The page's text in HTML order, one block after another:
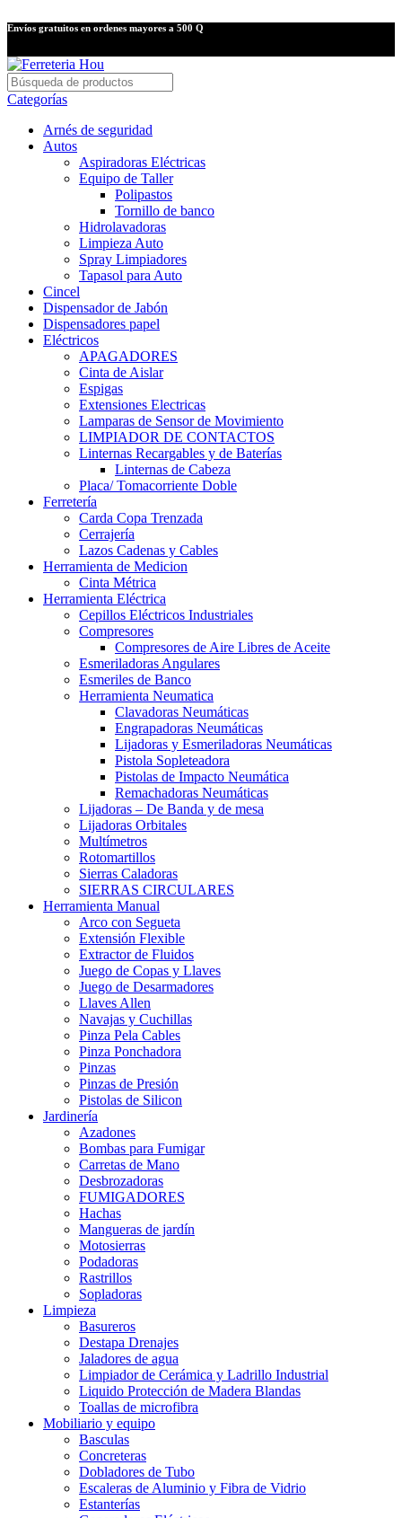
Envíos gratuitos en ordenes mayores a 500 Q
Categorías
Arnés de seguridad
Autos
Aspiradoras Eléctricas
Equipo de Taller
Polipastos
Tornillo de banco
Hidrolavadoras
Limpieza Auto
Spray Limpiadores
Tapasol para Auto
Cincel
Dispensador de Jabón
Dispensadores papel
Eléctricos
APAGADORES
Cinta de Aislar
Espigas
Extensiones Electricas
Lamparas de Sensor de Movimiento
LIMPIADOR DE CONTACTOS
Linternas Recargables y de Baterías
Linternas de Cabeza
Placa/ Tomacorriente Doble
Ferretería
Carda Copa Trenzada
Cerrajería
Lazos Cadenas y Cables
Herramienta de Medicion
Cinta Métrica
Herramienta Eléctrica
Cepillos Eléctricos Industriales
Compresores
Compresores de Aire Libres de Aceite
Esmeriladoras Angulares
Esmeriles de Banco
Herramienta Neumatica
Clavadoras Neumáticas
Engrapadoras Neumáticas
Lijadoras y Esmeriladoras Neumáticas
Pistola Sopleteadora
Pistolas de Impacto Neumática
Remachadoras Neumáticas
Lijadoras – De Banda y de mesa
Lijadoras Orbitales
Multímetros
Rotomartillos
Sierras Caladoras
SIERRAS CIRCULARES
Herramienta Manual
Arco con Segueta
Extensión Flexible
Extractor de Fluidos
Juego de Copas y Llaves
Juego de Desarmadores
Llaves Allen
Navajas y Cuchillas
Pinza Pela Cables
Pinza Ponchadora
Pinzas
Pinzas de Presión
Pistolas de Silicon
Jardinería
Azadones
Bombas para Fumigar
Carretas de Mano
Desbrozadoras
FUMIGADORES
Hachas
Mangueras de jardín
Motosierras
Podadoras
Rastrillos
Sopladoras
Limpieza
Basureros
Destapa Drenajes
Jaladores de agua
Limpiador de Cerámica y Ladrillo Industrial
Liquido Protección de Madera Blandas
Toallas de microfibra
Mobiliario y equipo
Basculas
Concreteras
Dobladores de Tubo
Escaleras de Aluminio y Fibra de Vidrio
Estanterías